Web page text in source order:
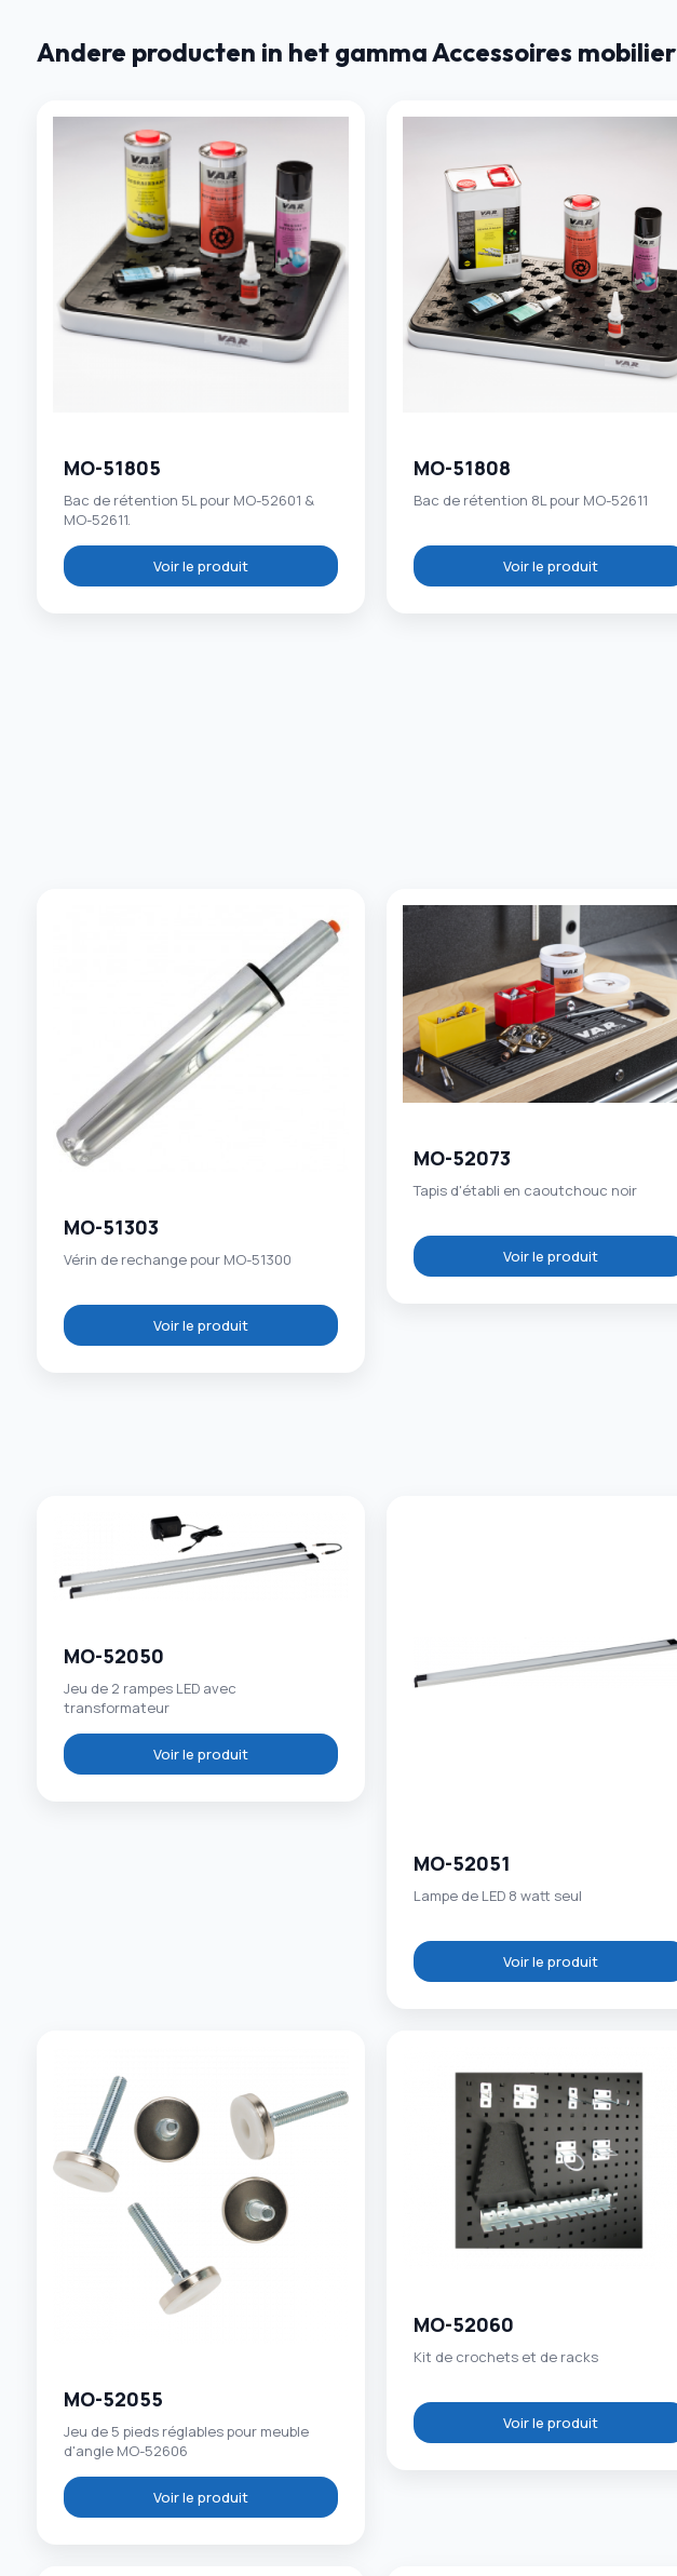
Andere producten in het gamma Accessoires mobilier
MO-51805
Bac de rétention 5L pour MO-52601 &
MO-52611.
Voir le produit
MO-51808
Bac de rétention 8L pour MO-52611
Voir le produit
MO-51303
Vérin de rechange pour MO-51300
Voir le produit
MO-52073
Tapis d'établi en caoutchouc noir
Voir le produit
MO-52050
Jeu de 2 rampes LED avec
transformateur
Voir le produit
MO-52051
Lampe de LED 8 watt seul
Voir le produit
MO-52055
Jeu de 5 pieds réglables pour meuble
d'angle MO-52606
Voir le produit
MO-52060
Kit de crochets et de racks
Voir le produit